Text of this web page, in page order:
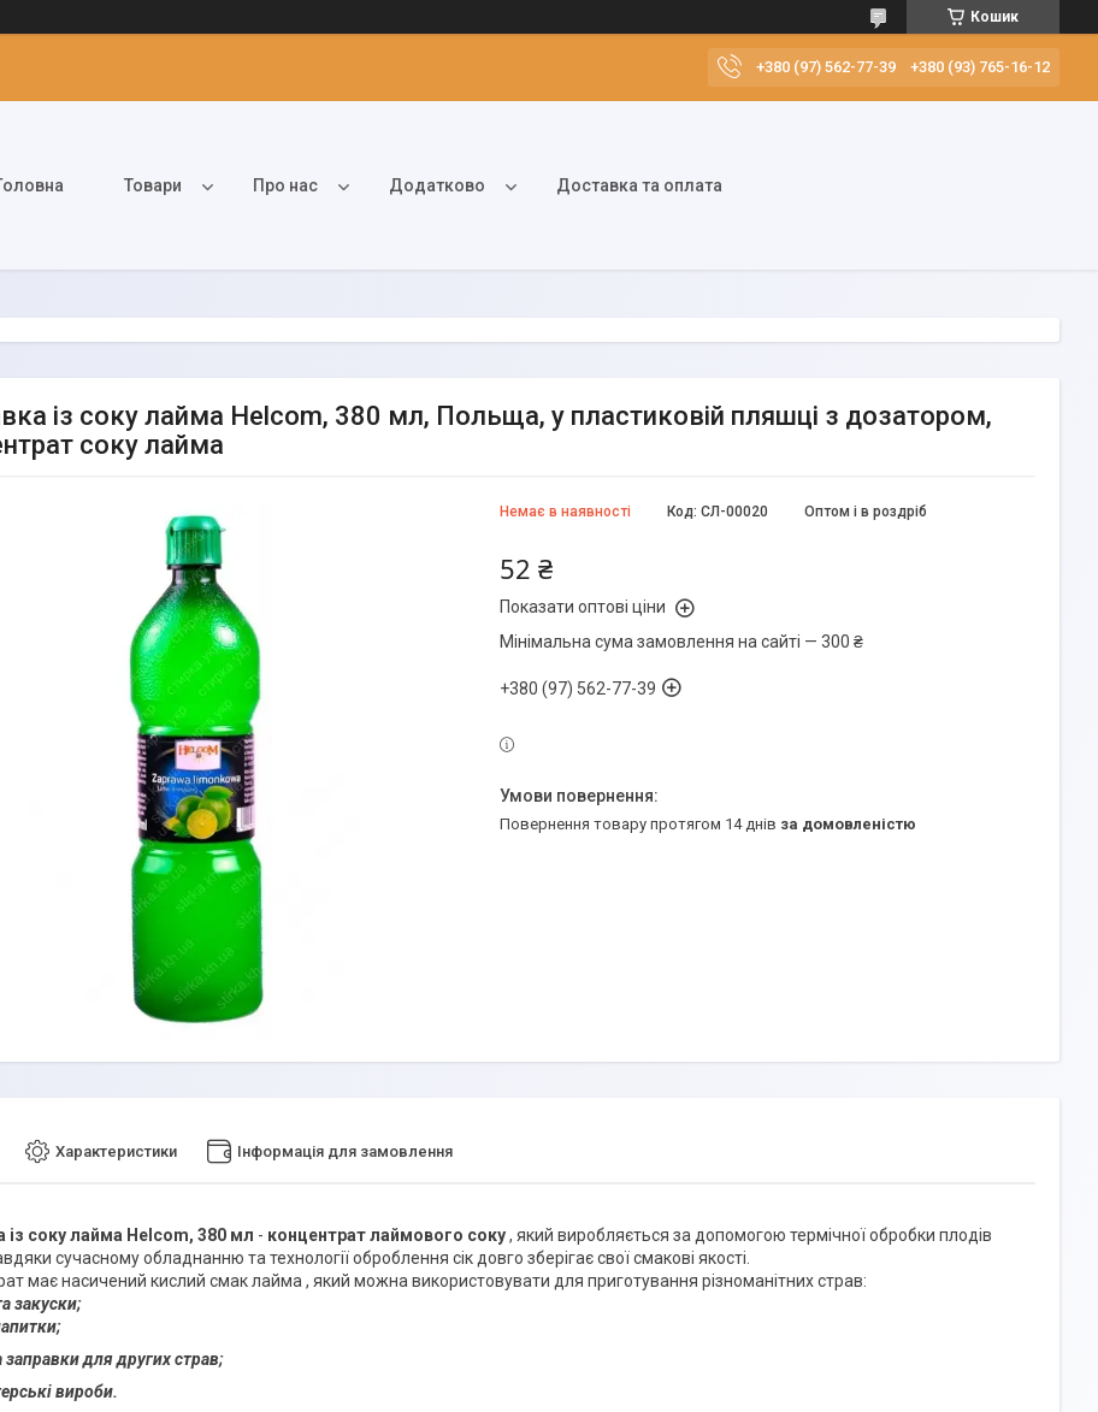
Кошик
+380 (97) 562-77-39 +380 (93) 765-16-12
Товари Про нас Додатково Доставка та оплата
із соку лайма Helcom, 380 мл, Польща, у пластиковій пляшці з дозатором,
соку лайма
Немає в наявності Оптом і в роздріб
Код: СЛ-00020
52 ₴
Показати оптові ціни
Мінімальна сума замовлення на сайті — 300 ₴
+380 (97) 562-77-39
повернення товару протягом 14 днів за домовленістю
Характеристики Інформація для замовлення
із соку лайма Helcom, 380 мл - концентрат лаймового соку, який виробляється за допомогою термічної обробки плодів
сучасному обладнанню та технології оброблення сік довго зберігає свої смакові якості.
має насичений кислий смак лайма , який можна використовувати для приготування різноманітних страв:
закуски;
заправки для других страв;
вироби.